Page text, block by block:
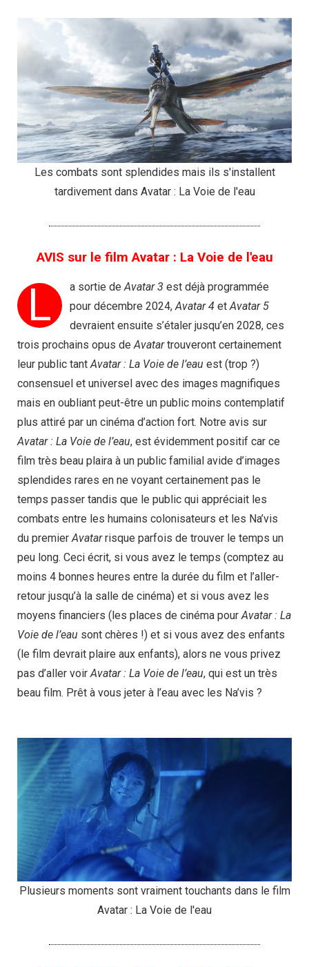
Les combats sont splendides mais ils s'installent
tardivement dans Avatar : La Voie de l'eau
AVIS sur le film Avatar : La Voie de l'eau
L a sortie de Avatar 3 est déjà programmée
pour décembre 2024, Avatar 4 et Avatar 5
devraient ensuite s’étaler jusqu’en 2028, ces
trois prochains opus de Avatartrouveront certainement
leur public tant Avatar : La Voie de l’eau est (trop ?)
consensuel et universel avec des images magnifiques
mais en oubliant peut-être un public moins contemplatif
plus attiré par un cinéma d’action fort. Notre avis sur
Avatar : La Voie de l’eau, est évidemment positif car ce
film très beau plaira à un public familial avide d’images
splendides rares en ne voyant certainement pas le
temps passer tandis que le public qui appréciait les
combats entre les humains colonisateurs et les Na’vis
du premier Avatarrisque parfois de trouver le temps un
peu long. Ceci écrit, si vous avez le temps (comptez au
moins 4 bonnes heures entre la durée du film et l’aller-
retour jusqu’à la salle de cinéma) et si vous avez les
moyens financiers (les places de cinéma pour Avatar : La
Voie de l’eau sont chères !) et si vous avez des enfants
(le film devrait plaire aux enfants), alors ne vous privez
pas d’aller voir Avatar : La Voie de l’eau, qui est un très
beau film. Prêt à vous jeter à l’eau avec les Na’vis ?
Plusieurs moments sont vraiment touchants dans le film
Avatar : La Voie de l'eau